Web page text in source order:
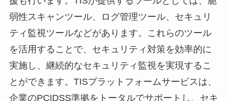
弱性スキャンツール、ログ管理ツール、セキュリ
ティ監視ツールなどがあります。これらのツール
を活用することで、セキュリティ対策を効率的に
実施し、継続的なセキュリティ監視を実現するこ
とができます。TISプラットフォームサービスは、
企業のPCIDSS準拠をトータルでサポートし、セキ